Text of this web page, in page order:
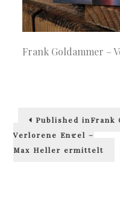
Frank Goldammer –
Published inFrank
Verlorene Engel –
Max Heller ermittelt